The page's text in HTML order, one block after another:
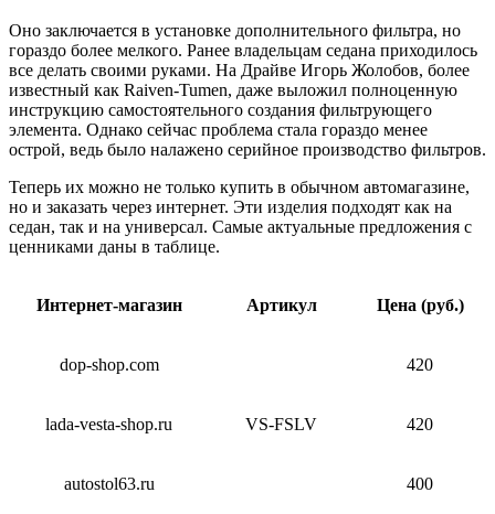
Оно заключается в установке дополнительного фильтра, но
гораздо более мелкого. Ранее владельцам седана приходилось
все делать своими руками. На Драйве Игорь Жолобов, более
известный как Raiven-Tumen, даже выложил полноценную
инструкцию самостоятельного создания фильтрующего
элемента. Однако сейчас проблема стала гораздо менее
острой, ведь было налажено серийное производство фильтров.
Теперь их можно не только купить в обычном автомагазине,
но и заказать через интернет. Эти изделия подходят как на
седан, так и на универсал. Самые актуальные предложения с
ценниками даны в таблице.
Интернет-магазин Артикул Цена (руб.)
dop-shop.com 420
lada-vesta-shop.ru VS-FSLV 420
autostol63.ru 400